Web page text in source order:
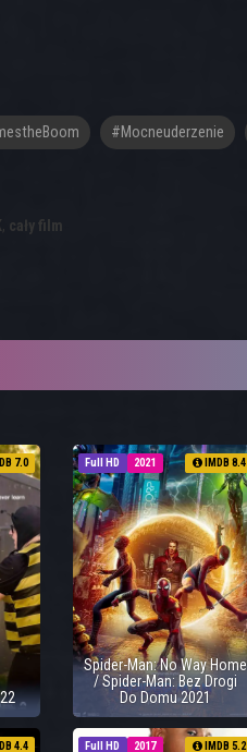
#Mocneuderzenie
, cały film
7.0 Full HD 2021 IMDB 8.4
Spider-Man: No Way Home
/ Spider-Man: Bez Drogi
Do Domu 2021
4.4 Full HD 2017 IMDB 5.2